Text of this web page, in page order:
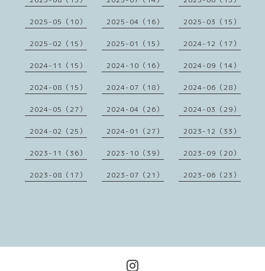
2025-05（10） 2025-04（16） 2025-03（15）
2025-02（15） 2025-01（15） 2024-12（17）
2024-11（15） 2024-10（16） 2024-09（14）
2024-08（15） 2024-07（18） 2024-06（28）
2024-05（27） 2024-04（26） 2024-03（29）
2024-02（25） 2024-01（27） 2023-12（33）
2023-11（36） 2023-10（39） 2023-09（20）
2023-08（17） 2023-07（21） 2023-06（23）